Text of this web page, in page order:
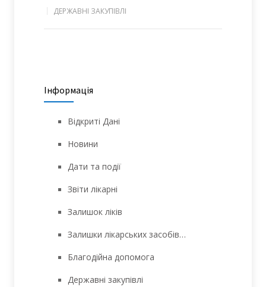
ДЕРЖАВНІ ЗАКУПІВЛІ
Інформація
Відкриті Дані
Новини
Дати та події
Звіти лікарні
Залишок ліків
Залишки лікарських засобів…
Благодійна допомога
Державні закупівлі